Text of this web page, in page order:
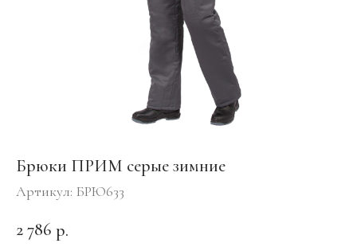
Брюки ПРИМ серые зимние
Артикул: БРЮ633
2 786 р.